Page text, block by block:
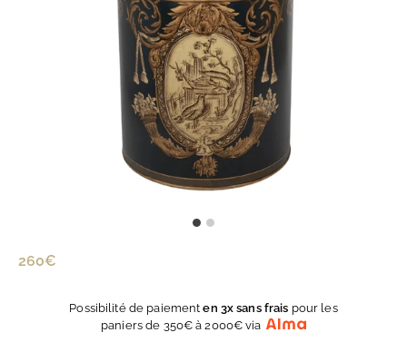
Prix
260€
Possibilité de paiementen 3x sans frais pour les
paniers de 350€ à 2000€ via